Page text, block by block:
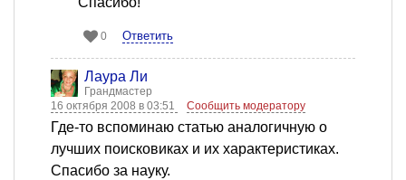
0 Ответить
Лаура Ли
Грандмастер
16 октября 2008 в 03:51
Сообщить модератору
Где-то вспоминаю статью аналогичную о
лучших поисковиках и их характеристиках.
Спасибо за науку.